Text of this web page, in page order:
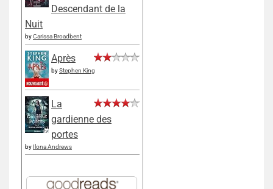
Descendant de la
Nuit
byCarissa Broadbent
Après
byStephen King
La
gardienne des
portes
by Ilona Andrews